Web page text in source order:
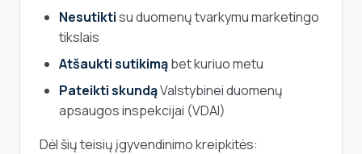
Nesutiktisu duomenų tvarkymu marketingo
tikslais
Atšaukti sutikimąbet kuriuo metu
Pateikti skundąValstybinei duomenų
apsaugos inspekcijai (VDAI)
Dėl šių teisių įgyvendinimo kreipkitės: